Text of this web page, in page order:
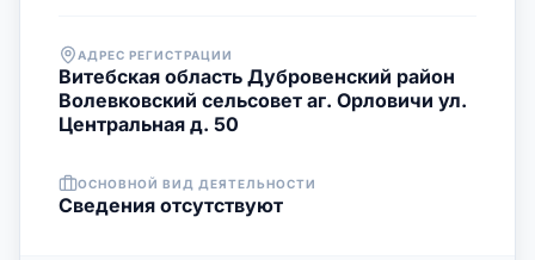
АДРЕС РЕГИСТРАЦИИ
Витебская область Дубровенский район
Волевковский сельсовет аг. Орловичи ул.
Центральная д. 50
ОСНОВНОЙ ВИД ДЕЯТЕЛЬНОСТИ
Cведения отсутствуют